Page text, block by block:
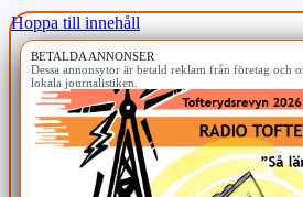
Hoppa till innehåll
BETALDA ANNONSER
Dessa annonsytor är betald reklam från företag och
lokala journalistiken.